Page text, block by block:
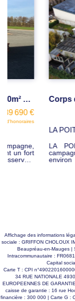
LA
LA
campagne, corps de ferme offrant un fort potentiel sur
environ 1
d'environ100 m²
d'environ 14 000
m² Idéal pour
ou
Affichage des informations
sociale : GRIFFON CHOLOUX
Beaupréau-en-Mauges |
Intracommunautaire :
Capital
Carte T : CPI
34 RUE NATIONALE
EUROPEENNES DE
caisse de garantie : 16 rue
financière : 300 000 | Carte G :